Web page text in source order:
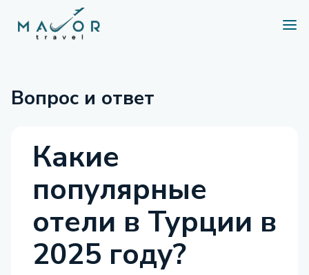
Вопрос и ответ
Какие
популярные
отели в Турции в
2025 году?